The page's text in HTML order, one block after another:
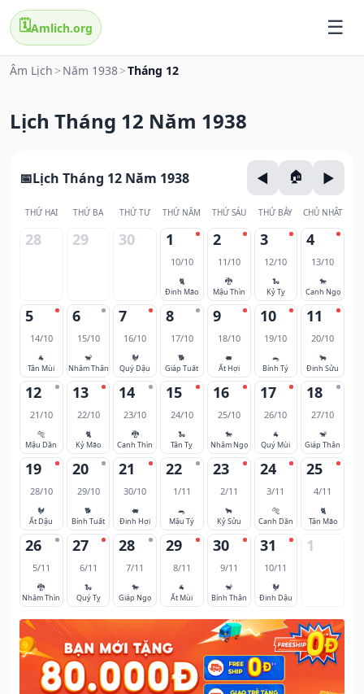
🗓️Amlich.org
Âm Lịch > Năm 1938>Tháng 12
Lịch Tháng 12 Năm 1938
Lịch Tháng 12 Năm 1938
THỨ HAI THỨ BA THỨ TƯ THỨ NĂM THỨ SÁU THỨ BẢY CHỦ NHẬT
28 29 30 1
10/10
🐈
Đinh Mão
2
11/10
🐉
Mậu Thìn
3
12/10
🐍
Kỷ Tỵ
4
13/10
🐎
Canh Ngọ
5
14/10
🐐
Tân Mùi
6
15/10
🐒
Nhâm Thân
7
16/10
🐓
Quý Dậu
8
17/10
🐕
Giáp Tuất
9
18/10
🐖
Ất Hợi
10
19/10
🐀
Bính Tý
11
20/10
🐂
Đinh Sửu
12
21/10
🐅
Mậu Dần
13
22/10
🐈
Kỷ Mão
14
23/10
🐉
Canh Thìn
15
24/10
🐍
Tân Tỵ
16
25/10
🐎
Nhâm Ngọ
17
26/10
🐐
Quý Mùi
18
27/10
🐒
Giáp Thân
19
28/10
🐓
Ất Dậu
20
29/10
🐕
Bính Tuất
21
30/10
🐖
Đinh Hợi
22
1/11
🐀
Mậu Tý
23
2/11
🐂
Kỷ Sửu
24
3/11
🐅
Canh Dần
25
4/11
🐈
Tân Mão
26
5/11
🐉
Nhâm Thìn
27
6/11
🐍
Quý Tỵ
28
7/11
🐎
Giáp Ngọ
29
8/11
🐐
Ất Mùi
30
9/11
🐒
Bính Thân
31
10/11
🐓
Đinh Dậu
1